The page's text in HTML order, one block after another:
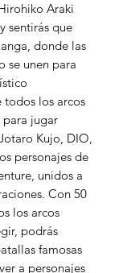
Araki
sentirás que
donde las
se unen para
todos los arcos
para jugar
Kujo, DIO,
personajes de
unidos a
Con 50
los arcos
podrás
famosas
a personajes